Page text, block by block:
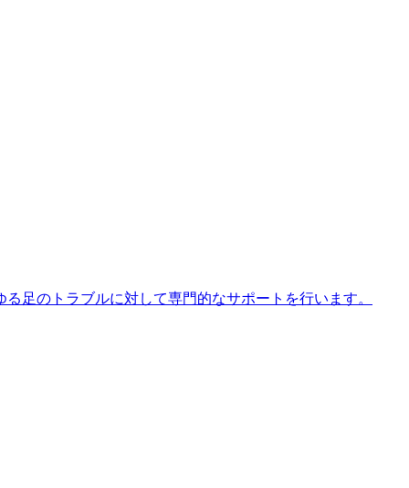
足のトラブルに対して専門的なサポートを行います。